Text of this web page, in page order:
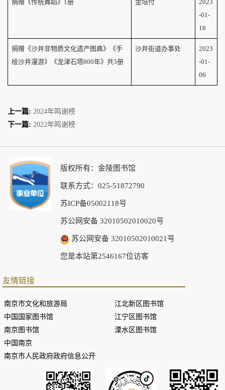
捐赠《传统舞蹈》 1册 金培付
2023
-01-
18
捐赠《沙井非物质文化遗产图典》《手
绘沙井漫游》《龙津石塔800年》共3册
沙井街道办事处
2023
-01-
06
上一篇: 2024年鸣谢榜
下一篇: 2022年鸣谢榜
版权所有：金陵图书馆
联系方式：025-51872790
苏ICP备05002118号
苏公网安备 32010502010020号
苏公网安备 32010502010021号
您是本站第2546167位访客
友情链接
南京市文化和旅游局
中国国家图书馆
南京图书馆
中国南京
南京市人民政府政府信息公开
江北新区图书馆
江宁区图书馆
溧水区图书馆